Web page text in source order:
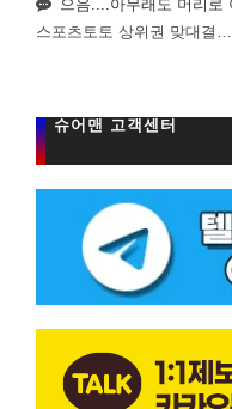
으음....아무래도 머리로
스포츠토토 상위권 맞대결
슈어맨 고객센터